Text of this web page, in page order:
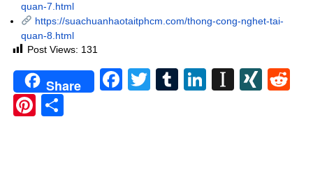
quan-7.html
https://suachuanhaotaitphcm.com/thong-cong-nghet-tai-
quan-8.html
Post Views: 131
Share Facebook
TwitterTumblrLinkedIn
Pinterest